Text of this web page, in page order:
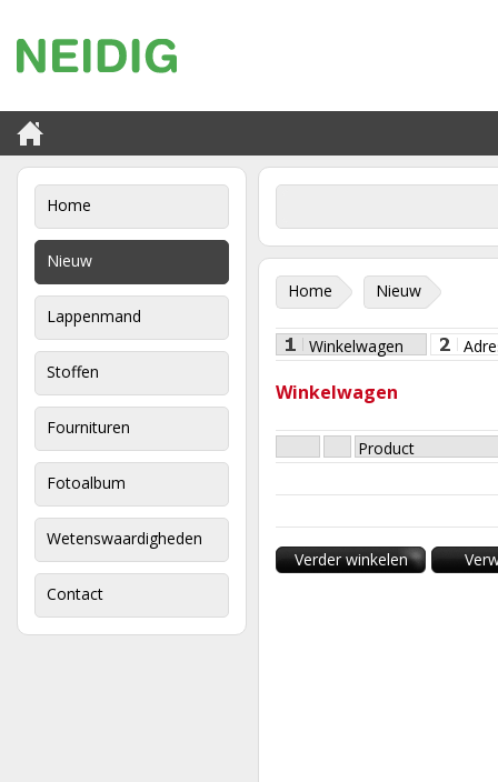
Home
Nieuw
Lappenmand
Stoffen
Fournituren
Fotoalbum
Wetenswaardigheden
Contact
Home Nieuw
Winkelwagen
Winkelwagen
Product
Verder winkelen